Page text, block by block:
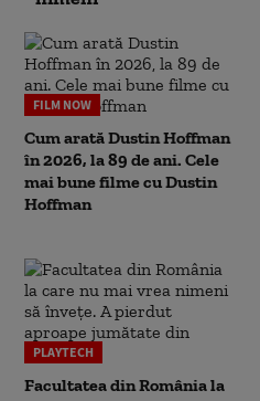
FILM NOW
Cum arată Dustin Hoffman
în 2026, la 89 de ani. Cele
mai bune filme cu Dustin
Hoffman
PLAYTECH
Facultatea din România la